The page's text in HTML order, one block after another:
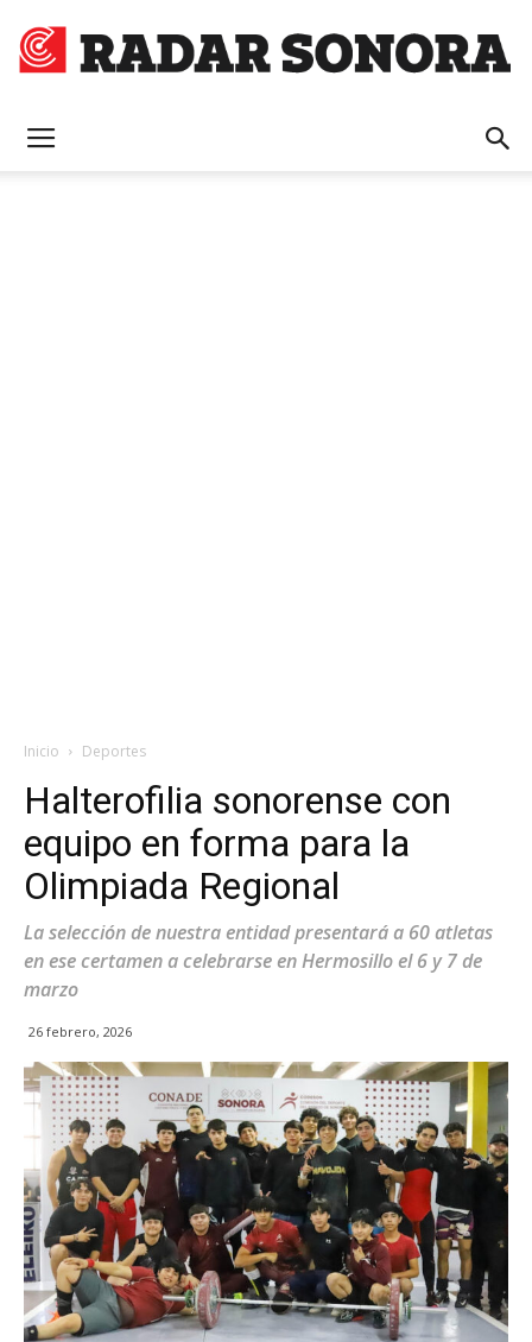
Inicio Deportes
Halterofilia sonorense con
equipo en forma para la
Olimpiada Regional
La selección de nuestra entidad presentará a 60 atletas
en ese certamen a celebrarse en Hermosillo el 6 y 7 de
marzo
26 febrero, 2026